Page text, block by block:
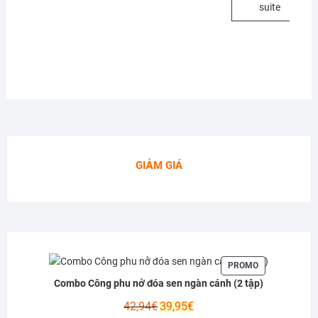
suite
GIẢM GIÁ
PROMOPRODUIT
EN
PROMOTION
Combo Công phu nở đóa sen ngàn cánh (2 tập)
42,94€Le
39,95€Le